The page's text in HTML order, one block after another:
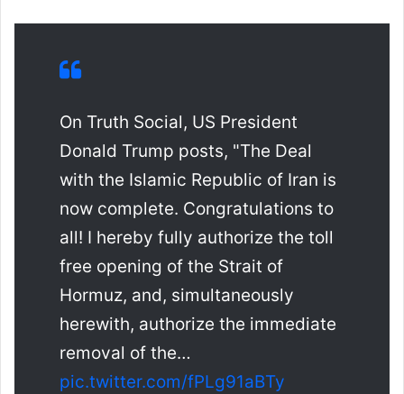
On Truth Social, US President
Donald Trump posts, "The Deal
with the Islamic Republic of Iran is
now complete. Congratulations to
all! I hereby fully authorize the toll
free opening of the Strait of
Hormuz, and, simultaneously
herewith, authorize the immediate
removal of the…
pic.twitter.com/fPLg91aBTy